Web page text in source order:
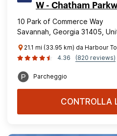
W - Chatham
10 Park of Commerce Way
Savannah, Georgia 31405,
21.1 mi (33.95 km) da Harbour
4.36
(820 reviews)
Parcheggio
CONTROLLA